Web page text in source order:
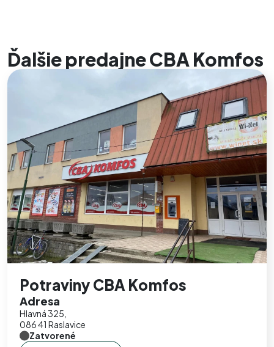
Ďalšie predajne CBA Komfos
Potraviny CBA Komfos
Adresa
Hlavná 325,
086 41 Raslavice
Zatvorené